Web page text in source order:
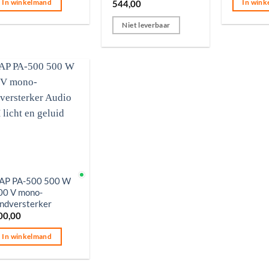
In winkelmand
544,00
Niet leverbaar
In
voorraad
PA-500 500 W
V mono-
In winkelmand